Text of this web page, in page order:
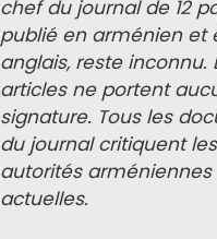
chef du journal de 12
publié en arménien et
anglais, reste inconnu.
articles ne portent
signature. Tous les
du journal critiquent les
autorités arméniennes
actuelles.